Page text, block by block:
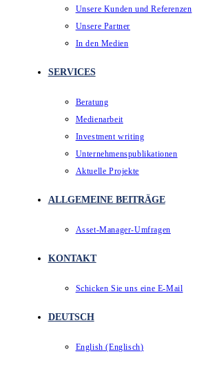
Unsere Kunden und Referenzen
Unsere Partner
In den Medien
SERVICES
Beratung
Medienarbeit
Investment writing
Unternehmenspublikationen
Aktuelle Projekte
ALLGEMEINE BEITRÄGE
Asset-Manager-Umfragen
KONTAKT
Schicken Sie uns eine E-Mail
DEUTSCH
English (Englisch)